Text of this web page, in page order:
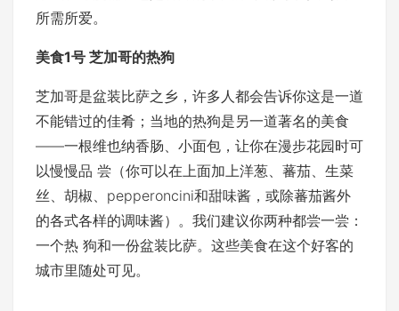
所需所爱。
美食1号 芝加哥的热狗
芝加哥是盆装比萨之乡，许多人都会告诉你这是一道
不能错过的佳肴；当地的热狗是另一道著名的美食
——一根维也纳香肠、小面包，让你在漫步花园时可
以慢慢品 尝（你可以在上面加上洋葱、蕃茄、生菜
丝、胡椒、pepperoncini和甜味酱，或除蕃茄酱外
的各式各样的调味酱）。我们建议你两种都尝一尝：
一个热 狗和一份盆装比萨。这些美食在这个好客的
城市里随处可见。